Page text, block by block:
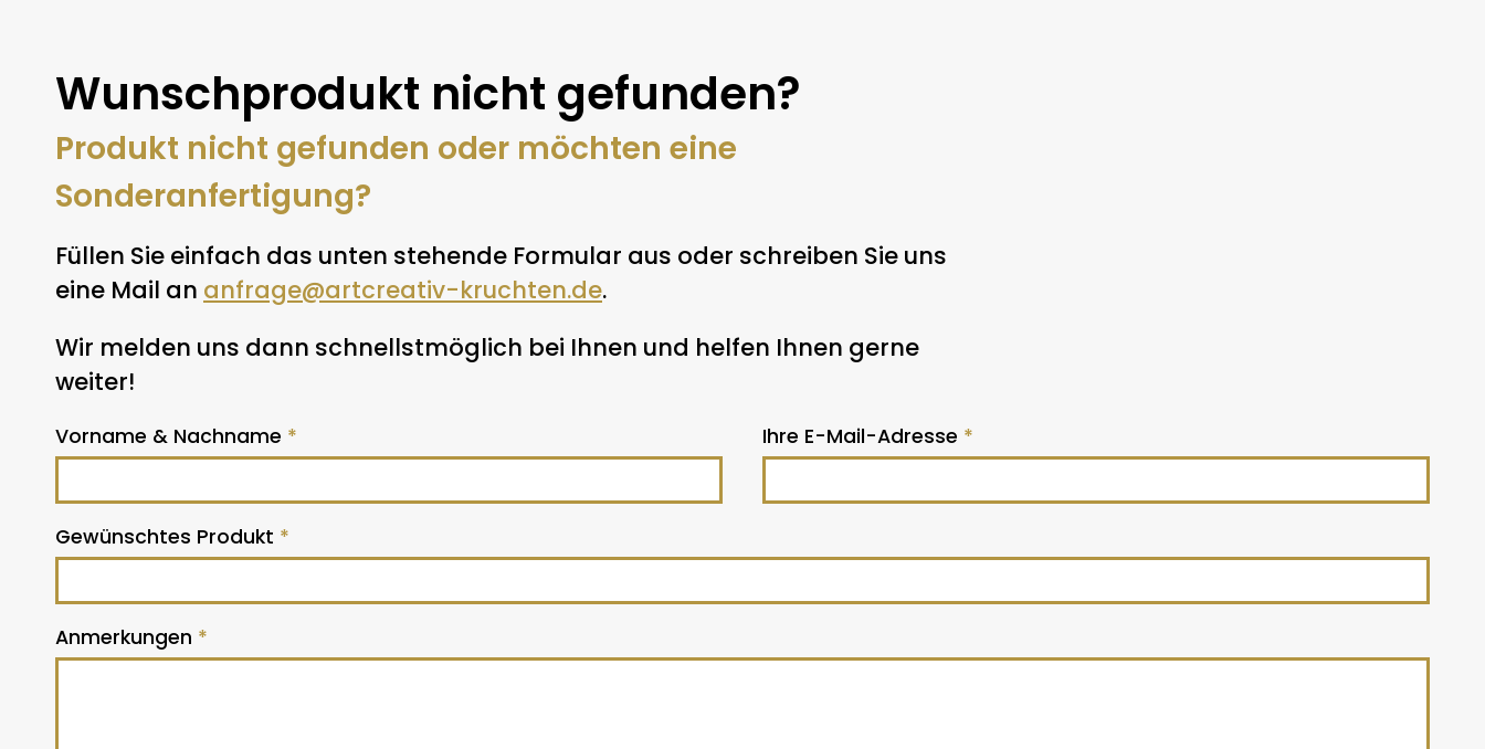
Wunschprodukt nicht gefunden?
Produkt nicht gefunden oder möchten eine
Sonderanfertigung?
Füllen Sie einfach das unten stehende Formular aus oder schreiben Sie uns
eine Mail an anfrage@artcreativ-kruchten.de.
Wir melden uns dann schnellstmöglich bei Ihnen und helfen Ihnen gerne
weiter!
Vorname & Nachname * Ihre E-Mail-Adresse *
Gewünschtes Produkt *
Anmerkungen *